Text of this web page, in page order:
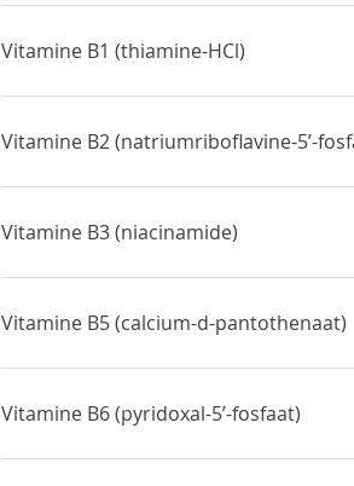
Vitamine B1 (thiamine-HCl)
Vitamine B2 (natriumriboflavine-5’-
Vitamine B3 (niacinamide)
Vitamine B5 (calcium-d-pantothenaat)
Vitamine B6 (pyridoxal-5’-fosfaat)